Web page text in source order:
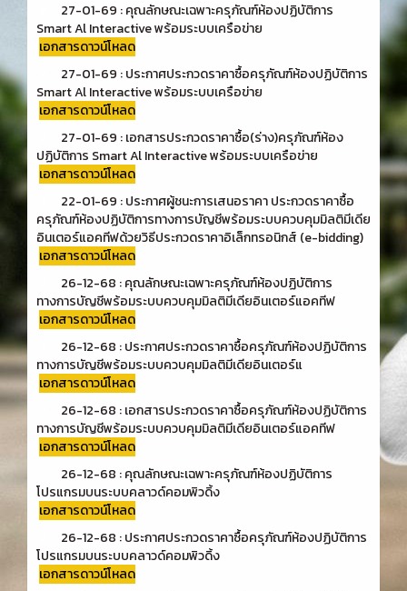
27-01-69 : คุณลักษณะเฉพาะครุภัณฑ์ห้องปฏิบัติการ
Smart Al Interactive พร้อมระบบเครือข่าย
เอกสารดาวน์โหลด
27-01-69 : ประกาศประกวดราคาซื้อครุภัณฑ์ห้องปฏิบัติการ
Smart Al Interactive พร้อมระบบเครือข่าย
เอกสารดาวน์โหลด
27-01-69 : เอกสารประกวดราคาซื้อ(ร่าง)ครุภัณฑ์ห้อง
ปฏิบัติการ Smart Al Interactive พร้อมระบบเครือข่าย
เอกสารดาวน์โหลด
22-01-69 : ประกาศผู้ชนะการเสนอราคา ประกวดราคาซื้อ
ครุภัณฑ์ห้องปฏิบัติการทางการบัญชีพร้อมระบบควบคุมมิลติมีเดีย
อินเตอร์แอคทีฟด้วยวิธีประกวดราคาอิเล็กทรอนิกส์ (e-bidding)
เอกสารดาวน์โหลด
26-12-68 : คุณลักษณะเฉพาะครุภัณฑ์ห้องปฏิบัติการ
ทางการบัญชีพร้อมระบบควบคุมมิลติมีเดียอินเตอร์แอคทีฟ
เอกสารดาวน์โหลด
26-12-68 : ประกาศประกวดราคาซื้อครุภัณฑ์ห้องปฏิบัติการ
ทางการบัญชีพร้อมระบบควบคุมมิลติมีเดียอินเตอร์แ
เอกสารดาวน์โหลด
26-12-68 : เอกสารประกวดราคาซื้อครุภัณฑ์ห้องปฏิบัติการ
ทางการบัญชีพร้อมระบบควบคุมมิลติมีเดียอินเตอร์แอคทีฟ
เอกสารดาวน์โหลด
26-12-68 : คุณลักษณะเฉพาะครุภัณฑ์ห้องปฏิบัติการ
โปรแกรมบนระบบคลาวด์คอมพิวดิ้ง
เอกสารดาวน์โหลด
26-12-68 : ประกาศประกวดราคาซื้อครุภัณฑ์ห้องปฏิบัติการ
โปรแกรมบนระบบคลาวด์คอมพิวดิ้ง
เอกสารดาวน์โหลด